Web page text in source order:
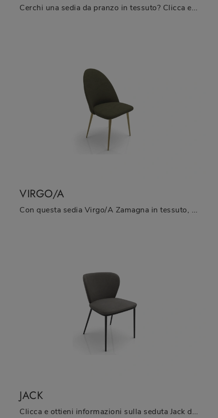
Cerchi una sedia da pranzo in tessuto? Clicca e scopri il modello Shave/A di Zamagna per ultimare i tuoi locali ottimamente.
VIRGO/A
Con questa sedia Virgo/A Zamagna in tessuto, una delle nostre sedute fisse moderne, potrai arricchire i tuoi spazi.
JACK
Clicca e ottieni informazioni sulla seduta Jack di Zamagna in tessuto: le più originali Sedie fisse moderne ti attendono.